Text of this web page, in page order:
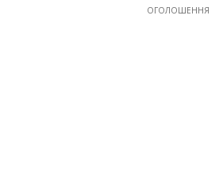
ОГОЛОШЕННЯ